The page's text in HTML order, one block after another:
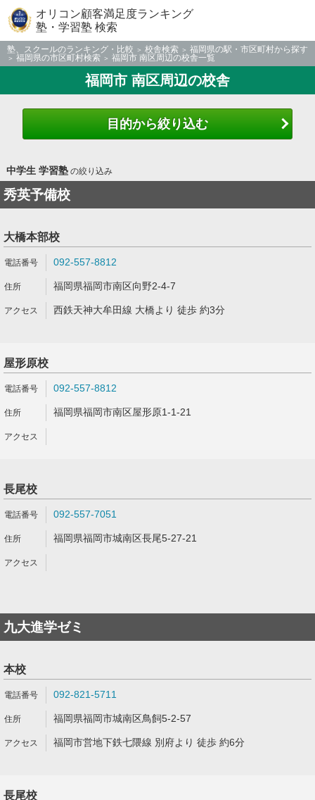
オリコン顧客満足度ランキング
塾・学習塾 検索
塾、スクールのランキング・比較 校舎検索
福岡県の駅・市区町村から探す
福岡県の市区町村検索
福岡市 南区周辺の校舎一覧
福岡市 南区周辺の校舎
目的から絞り込む
中学生 学習塾の絞り込み
秀英予備校
大橋本部校
092-557-8812
福岡県福岡市南区向野2-4-7
西鉄天神大牟田線 大橋より 徒歩 約3分
屋形原校
092-557-8812
福岡県福岡市南区屋形原1-1-21
長尾校
092-557-7051
福岡県福岡市城南区長尾5-27-21
九大進学ゼミ
本校
092-821-5711
福岡県福岡市城南区鳥飼5-2-57
福岡市営地下鉄七隈線 別府より 徒歩 約6分
長尾校